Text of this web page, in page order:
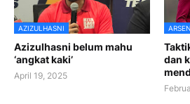
AZIZULHASNI
Azizulhasni belum mahu
‘angkat kaki’
April 19, 2025
dan